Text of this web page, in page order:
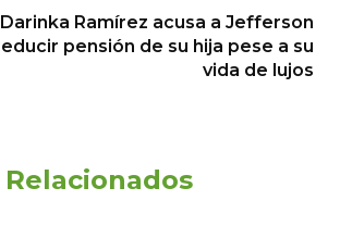
Darinka Ramírez acusa a Jefferson
pensión de su hija pese a su
vida de lujos